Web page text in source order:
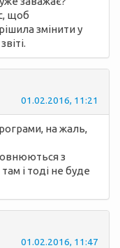
щоб
змінити у
01.02.2016, 11:21
на жаль,
з
і тоді не буде
01.02.2016, 11:47